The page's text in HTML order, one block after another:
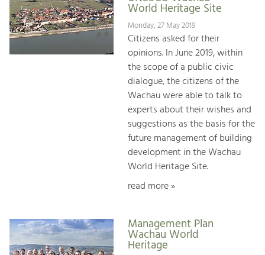
World Heritage Site
Monday, 27 May 2019
Citizens asked for their
opinions. In June 2019, within
the scope of a public civic
dialogue, the citizens of the
Wachau were able to talk to
experts about their wishes and
suggestions as the basis for the
future management of building
development in the Wachau
World Heritage Site.
read more »
Management Plan
Wachau World
Heritage